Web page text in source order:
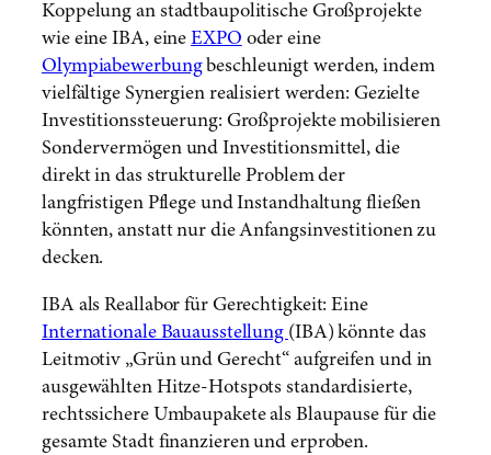
Koppelung an stadtbaupolitische Großprojekte
wie eine IBA, eineEXPO oder eine
Olympiabewerbungbeschleunigt werden, indem
vielfältige Synergien realisiert werden: Gezielte
Investitionssteuerung: Großprojekte mobilisieren
Sondervermögen und Investitionsmittel, die
direkt in das strukturelle Problem der
langfristigen Pflege und Instandhaltung fließen
könnten, anstatt nur die Anfangsinvestitionen zu
decken.
IBA als Reallabor für Gerechtigkeit: Eine
Internationale Bauausstellung (IBA) könnte das
Leitmotiv „Grün und Gerecht“ aufgreifen und in
ausgewählten Hitze-Hotspots standardisierte,
rechtssichere Umbaupakete als Blaupause für die
gesamte Stadt finanzieren und erproben.